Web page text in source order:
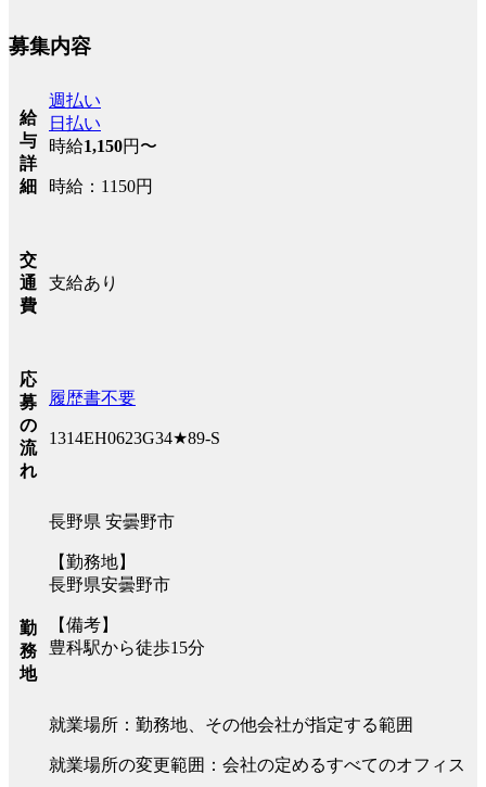
募集内容
給
与
詳
細
週払い
日払い
時給1,150円〜
時給：1150円
交
通
費
支給あり
応
募
の
流
れ
履歴書不要
1314EH0623G34★89-S
勤
務
地
長野県 安曇野市
【勤務地】
長野県安曇野市
【備考】
豊科駅から徒歩15分
就業場所：勤務地、その他会社が指定する範囲
就業場所の変更範囲：会社の定めるすべてのオフィス